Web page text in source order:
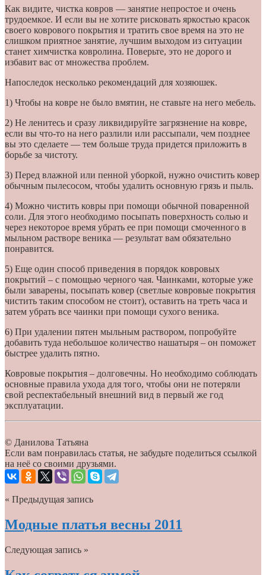
Как видите, чистка ковров — занятие непростое и очень
трудоемкое. И если вы не хотите рисковать яркостью красок
своего коврового покрытия и тратить свое время на это не
слишком приятное занятие, лучшим выходом из ситуации
станет химчистка ковролина. Поверьте, это не дорого и
избавит вас от множества проблем.
Напоследок несколько рекомендаций для хозяюшек.
1) Чтобы на ковре не было вмятин, не ставьте на него мебель.
2) Не ленитесь и сразу ликвидируйте загрязнение на ковре,
если вы что-то на него разлили или рассыпали, чем позднее
вы это сделаете — тем больше труда придется приложить в
борьбе за чистоту.
3) Перед влажной или пенной уборкой, нужно очистить ковер
обычным пылесосом, чтобы удалить основную грязь и пыль.
4) Можно чистить ковры при помощи обычной поваренной
соли. Для этого необходимо посыпать поверхность солью и
через некоторое время убрать ее при помощи смоченного в
мыльном растворе веника — результат вам обязательно
понравится.
5) Еще один способ приведения в порядок ковровых
покрытий – с помощью черного чая. Чаинками, которые уже
были заварены, посыпать ковер (светлые ковровые покрытия
чистить таким способом не стоит), оставить на треть часа и
затем убрать все чаинки при помощи сухого веника.
6) При удалении пятен мыльным раствором, попробуйте
добавить туда небольшое количество нашатыря – он поможет
быстрее удалить пятно.
Ковровые покрытия – долговечны. Но необходимо соблюдать
основные правила ухода для того, чтобы они не потеряли
свой респектабельный внешний вид в первый же год
эксплуатации.
© Данилова Татьяна
Если вам понравилась статья, не забудьте поделиться ссылкой
на неё со своими друзьями.
« Предыдущая запись
Модные платья весны 2011
Следующая запись »